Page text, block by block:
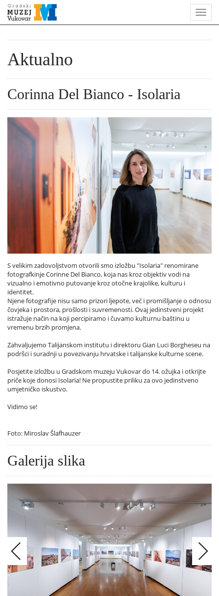
Aktualno
Corinna Del Bianco - Isolaria
S velikim zadovoljstvom otvorili smo izložbu "Isolaria" renomirane
fotografkinje Corinne Del Bianco, koja nas kroz objektiv vodi na
vizualno i emotivno putovanje kroz otočne krajolike, kulturu i
identitet.
Njene fotografije nisu samo prizori ljepote, već i promišljanje o odnosu
čovjeka i prostora, prošlosti i suvremenosti. Ovaj jedinstveni projekt
istražuje način na koji percipiramo i čuvamo kulturnu baštinu u
vremenu brzih promjena.
Zahvaljujemo Talijanskom institutu i direktoru Gian Luci Borgheseu na
podršci i suradnji u povezivanju hrvatske i talijanske kulturne scene.
Posjetite izložbu u Gradskom muzeju Vukovar do 14. ožujka i otkrijte
priče koje donosi Isolaria! Ne propustite priliku za ovo jedinstveno
umjetničko iskustvo.
Vidimo se!
Foto: Miroslav Šlafhauzer
Galerija slika